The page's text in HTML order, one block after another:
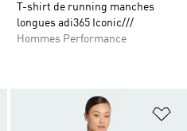
T-shirt de running manches
longues adi365 Iconic///
Hommes Performance
Ajouter à la Liste de produits